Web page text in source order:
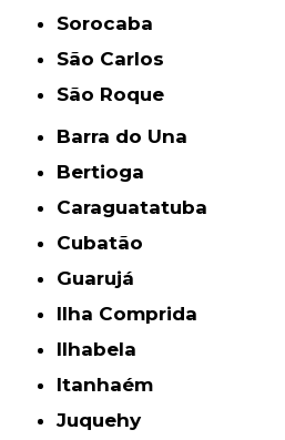
Sorocaba
São Carlos
São Roque
Barra do Una
Bertioga
Caraguatatuba
Cubatão
Guarujá
Ilha Comprida
Ilhabela
Itanhaém
Juquehy